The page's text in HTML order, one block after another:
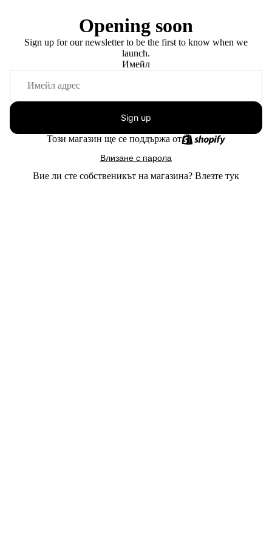
Opening soon
Sign up for our newsletter to be the first to know when we
launch.
Имейл
Sign up
Този магазин ще се поддържа от
Влизане с парола
Вие ли сте собственикът на магазина? Влезте тук